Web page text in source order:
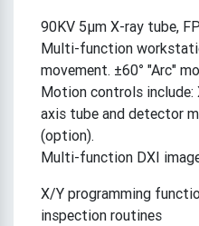
90KV 5μm X-ray tube,
Multi-function
movement. ±60° "Arc"
Motion controls
axis tube and detector
(option).
Multi-function DXI
X/Y programming
inspection routines